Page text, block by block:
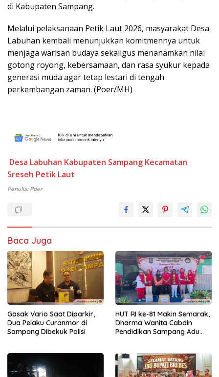
di Kabupaten Sampang.
Melalui pelaksanaan Petik Laut 2026, masyarakat Desa
Labuhan kembali menunjukkan komitmennya untuk
menjaga warisan budaya sekaligus menanamkan nilai
gotong royong, kebersamaan, dan rasa syukur kepada
generasi muda agar tetap lestari di tengah
perkembangan zaman. (Poer/MH)
Desa Labuhan Kabupaten Sampang Kecamatan
Sreseh Petik Laut
Penulis: Poer
Baca Juga
Gasak Vario Saat Diparkir,
Dua Pelaku Curanmor di
Sampang Dibekuk Polisi
HUT RI ke-81 Makin Semarak,
Dharma Wanita Cabdin
Pendidikan Sampang Adu